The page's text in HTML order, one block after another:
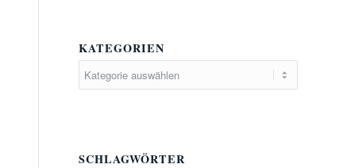
KATEGORIEN
SCHLAGWÖRTER